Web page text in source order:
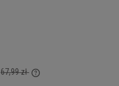
67,99 zł